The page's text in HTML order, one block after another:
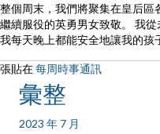
整個周末，我們將聚集在皇后區
繼續服役的英勇男女致敬。 我
我每天晚上都能安全地讓我的孩
張貼在每周時事通訊
彙整
2023 年 7 月